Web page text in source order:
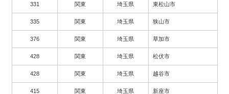
331 関東 埼玉県 東松山市
335 関東 埼玉県 狭山市
376 関東 埼玉県 草加市
428 関東 埼玉県 松伏市
428 関東 埼玉県 越谷市
415 関東 埼玉県 新座市